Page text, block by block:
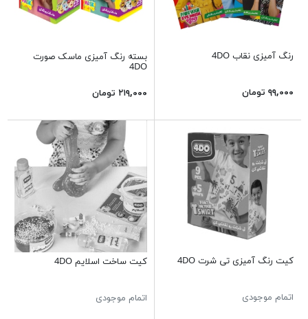
رنگ آمیزی نقاب 4DO
۹۹,۰۰۰ تومان
بسته رنگ آمیزی ماسک صورت
4DO
۲۱۹,۰۰۰ تومان
کیت رنگ آمیزی تی شرت 4DO
اتمام موجودی
کیت ساخت اسلایم 4DO
اتمام موجودی